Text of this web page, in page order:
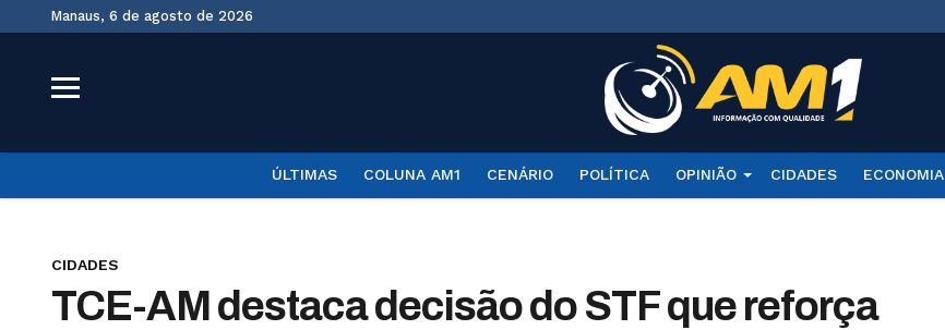
Manaus, 6 de agosto de 2026
ÚLTIMAS COLUNA AM1 CENÁRIO POLÍTICA OPINIÃO CIDADES ECONOMIA
CIDADES
TCE-AM destaca decisão do STF que reforça